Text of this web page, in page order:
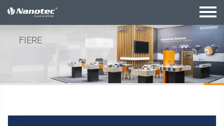
configurazione attiva
FIERE